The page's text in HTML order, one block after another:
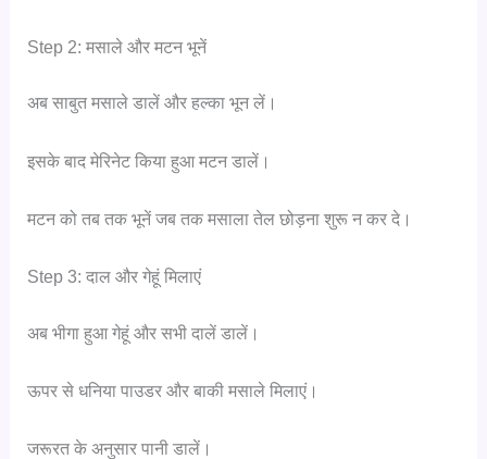
Step 2: मसाले और मटन भूनें
अब साबुत मसाले डालें और हल्का भून लें।
इसके बाद मेरिनेट किया हुआ मटन डालें।
मटन को तब तक भूनें जब तक मसाला तेल छोड़ना शुरू न कर दे।
Step 3: दाल और गेहूं मिलाएं
अब भीगा हुआ गेहूं और सभी दालें डालें।
ऊपर से धनिया पाउडर और बाकी मसाले मिलाएं।
जरूरत के अनुसार पानी डालें।